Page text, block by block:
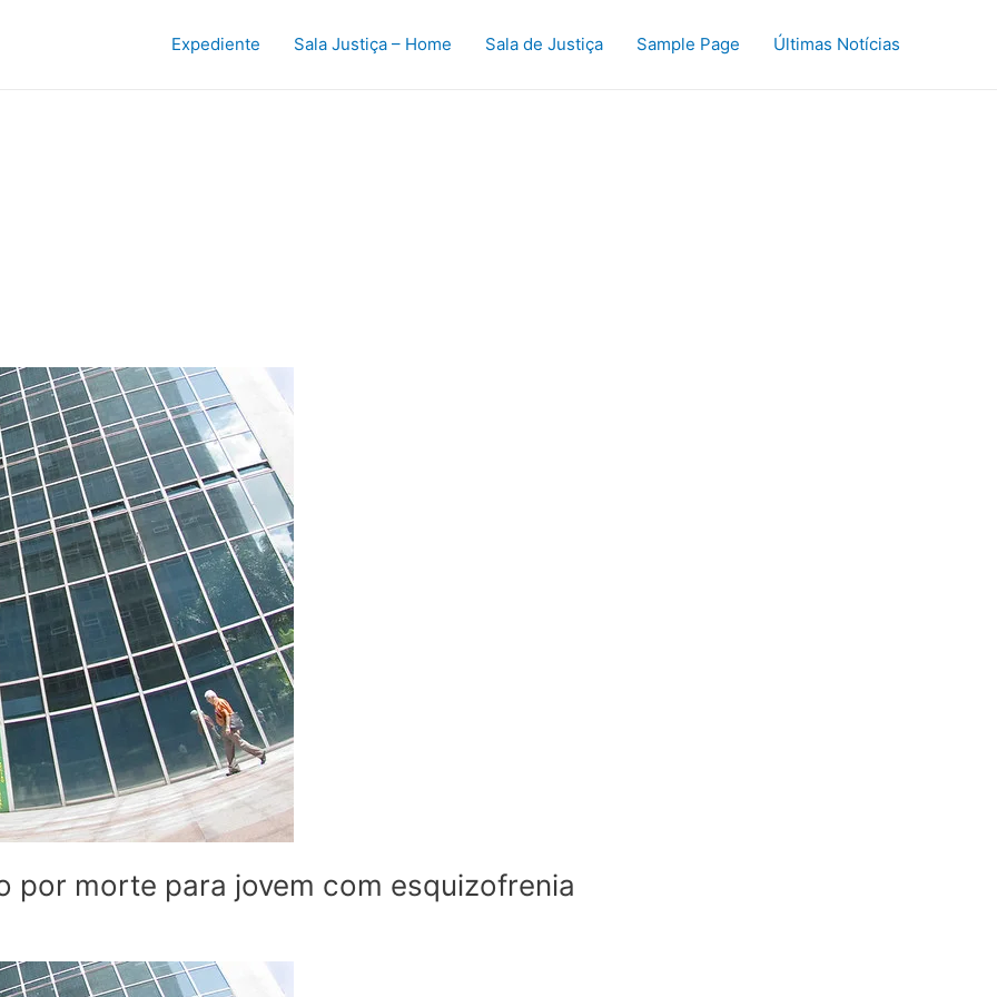
Expediente Sala Justiça – Home Sala de Justiça Sample Page Últimas Notícias
por morte para jovem com esquizofrenia